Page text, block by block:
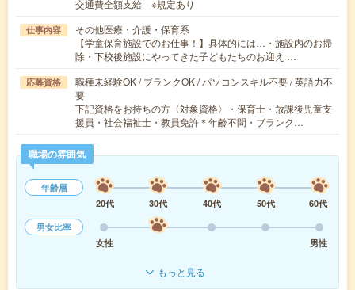
交通費全額支給 ※規定あり
仕事内容
その他医療・介護・保育系
【学童保育施設でのお仕事！】具体的には…・施設内のお掃
除・下校後施設にやってきた子どもたちのお迎え …
応募資格
職種未経験OK / ブランクOK / パソコンスキル不要 / 英語力不
要
下記資格をお持ちの方〈対象資格〉・保育士・放課後児童支
援員・社会福祉士・教員免許＊年齢不問・ブランク…
職場の雰囲気
年齢層
20代
30代 40代 50代
60代
男女比率
女性
男性
もっと見る